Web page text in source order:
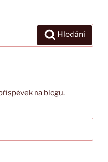
Hledání
na blogu.